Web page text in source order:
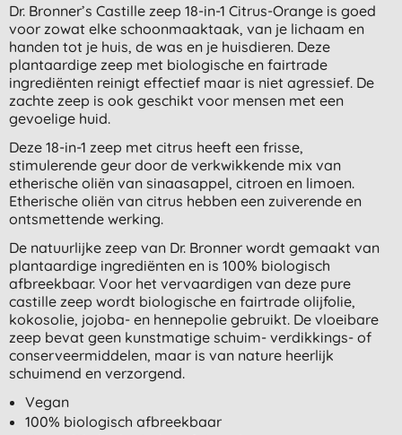
Dr. Bronner’s Castille zeep 18-in-1 Citrus-Orange is goed
voor zowat elke schoonmaaktaak, van je lichaam en
handen tot je huis, de was en je huisdieren. Deze
plantaardige zeep met biologische en fairtrade
ingrediënten reinigt effectief maar is niet agressief. De
zachte zeep is ook geschikt voor mensen met een
gevoelige huid.
Deze 18-in-1 zeep met citrus heeft een frisse,
stimulerende geur door de verkwikkende mix van
etherische oliën van sinaasappel, citroen en limoen.
Etherische oliën van citrus hebben een zuiverende en
ontsmettende werking.
De natuurlijke zeep van Dr. Bronner wordt gemaakt van
plantaardige ingrediënten en is 100% biologisch
afbreekbaar. Voor het vervaardigen van deze pure
castille zeep wordt biologische en fairtrade olijfolie,
kokosolie, jojoba- en hennepolie gebruikt. De vloeibare
zeep bevat geen kunstmatige schuim- verdikkings- of
conserveermiddelen, maar is van nature heerlijk
schuimend en verzorgend.
Vegan
100% biologisch afbreekbaar